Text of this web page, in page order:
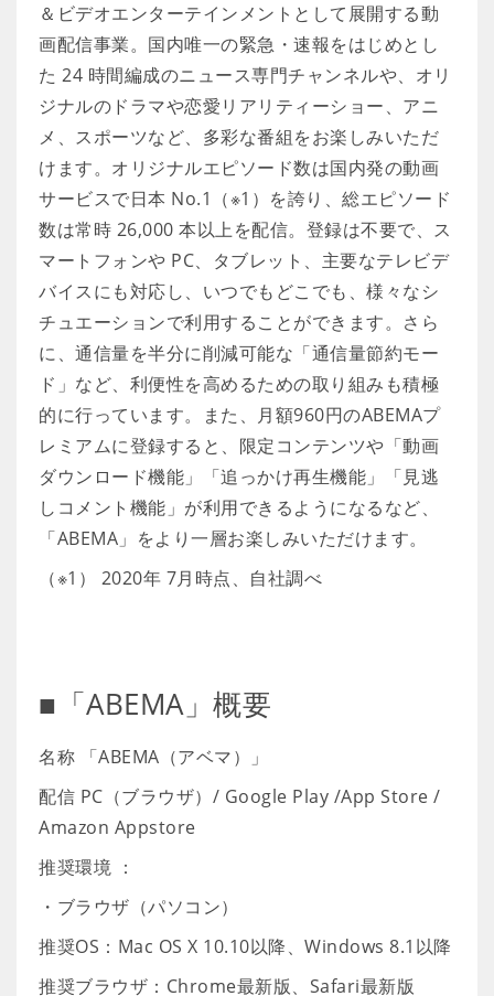
＆ビデオエンターテインメントとして展開する動
画配信事業。国内唯一の緊急・速報をはじめとし
た 24 時間編成のニュース専門チャンネルや、オリ
ジナルのドラマや恋愛リアリティーショー、アニ
メ、スポーツなど、多彩な番組をお楽しみいただ
けます。オリジナルエピソード数は国内発の動画
サービスで日本 No.1（※1）を誇り、総エピソード
数は常時 26,000 本以上を配信。登録は不要で、ス
マートフォンや PC、タブレット、主要なテレビデ
バイスにも対応し、いつでもどこでも、様々なシ
チュエーションで利用することができます。さら
に、通信量を半分に削減可能な「通信量節約モー
ド」など、利便性を高めるための取り組みも積極
的に行っています。また、月額960円のABEMAプ
レミアムに登録すると、限定コンテンツや「動画
ダウンロード機能」「追っかけ再生機能」「見逃
しコメント機能」が利用できるようになるなど、
「ABEMA」をより一層お楽しみいただけます。
（※1） 2020年 7月時点、自社調べ
■「ABEMA」概要
名称 「ABEMA（アベマ）」
配信 PC（ブラウザ）/ Google Play /App Store /
Amazon Appstore
推奨環境 ：
・ブラウザ（パソコン）
推奨OS：Mac OS X 10.10以降、Windows 8.1以降
推奨ブラウザ：Chrome最新版、Safari最新版